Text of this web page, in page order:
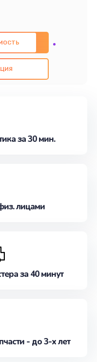
знаниями и
ремонт с
компонентов, а
всех
- предоставить
записаться на
за 30 мин.
лицами
за 40 минут
- до 3-х лет